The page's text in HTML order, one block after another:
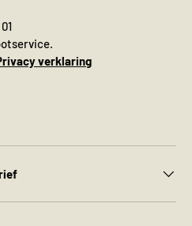
verklaring